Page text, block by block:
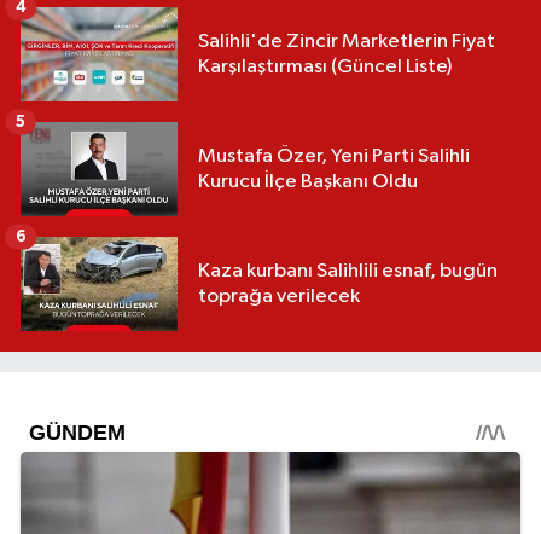
Salihli'de Zincir Marketlerin Fiyat
Karşılaştırması (Güncel Liste)
4
Mustafa Özer, Yeni Parti Salihli
Kurucu İlçe Başkanı Oldu
5
Kaza kurbanı Salihlili esnaf, bugün
toprağa verilecek
6